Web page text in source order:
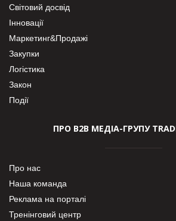
Світовий досвід
Інновації
Маркетинг&Продажі
Закупки
Логістика
Закон
Події
ПРО В2В МЕДІА-ГРУПУ
Про нас
Наша команда
Реклама на порталі
Тренінговий центр